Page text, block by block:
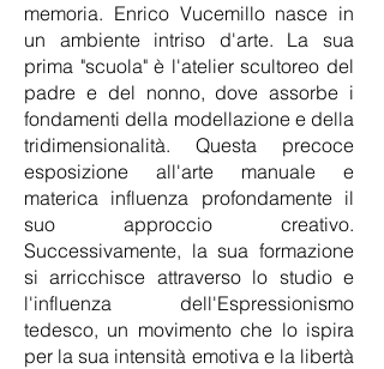
memoria. Enrico Vucemillo nasce in
un ambiente intriso d'arte. La sua
prima "scuola" è l'atelier scultoreo del
padre e del nonno, dove assorbe i
fondamenti della modellazione e della
tridimensionalità. Questa precoce
esposizione all'arte manuale e
materica influenza profondamente il
suo approccio creativo.
Successivamente, la sua formazione
si arricchisce attraverso lo studio e
l'influenza dell'Espressionismo
tedesco, un movimento che lo ispira
per la sua intensità emotiva e la libertà